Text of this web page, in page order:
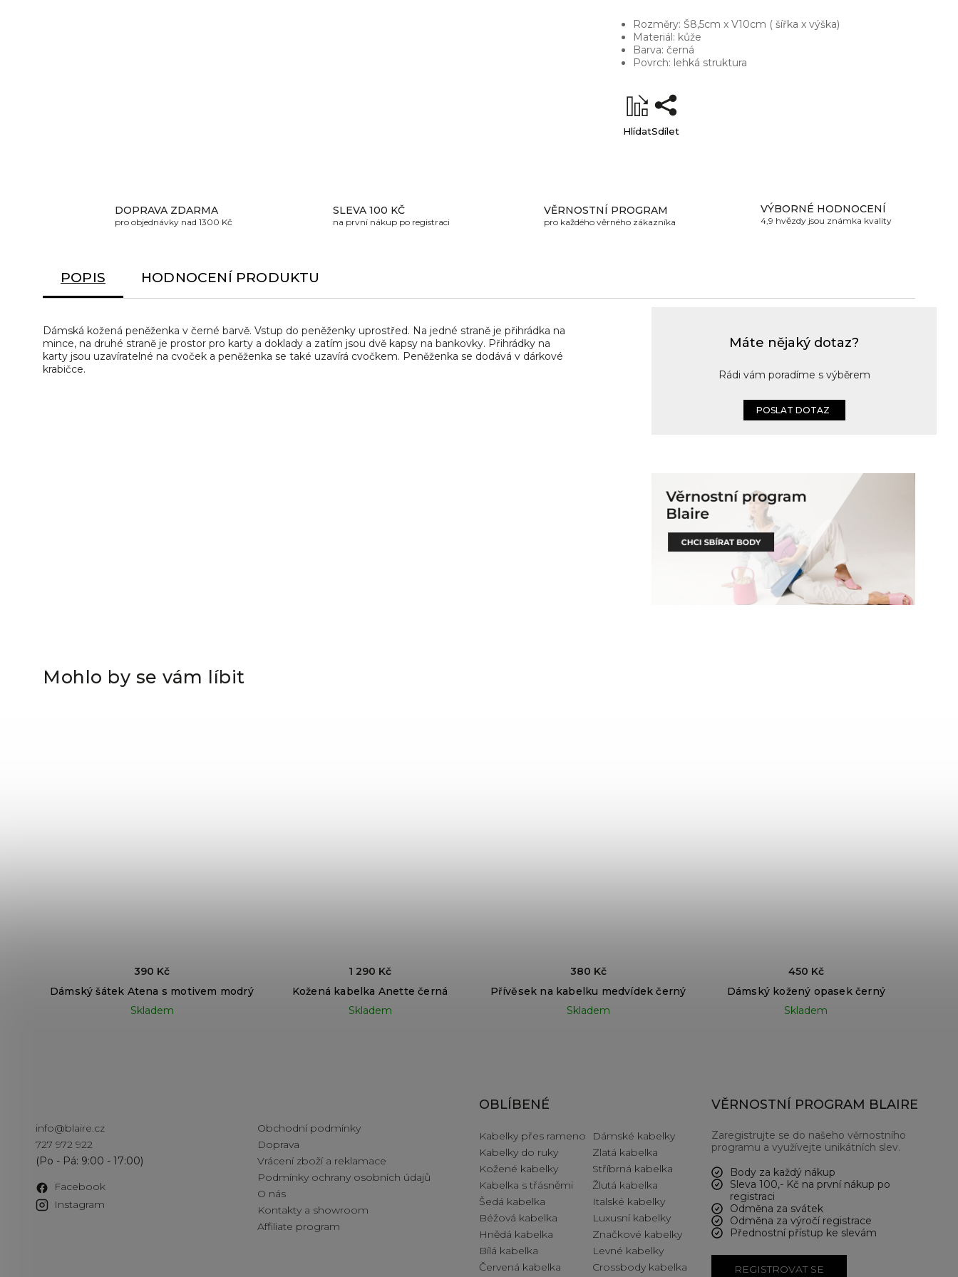
Rozměry: Š8,5cm x V10cm ( šířka x výška)
Materiál: kůže
Barva: černá
Povrch: lehká struktura
HlídatSdílet
DOPRAVA ZDARMA
pro objednávky nad 1300 Kč
SLEVA 100 KČ
na první nákup po registraci
VĚRNOSTNÍ PROGRAM
pro každého věrného zákazníka
VÝBORNÉ HODNOCENÍ
4,9 hvězdy jsou známka kvality
POPIS HODNOCENÍ PRODUKTU
Dámská kožená peněženka v černé barvě. Vstup do peněženky uprostřed. Na jedné straně je přihrádka na
mince, na druhé straně je prostor pro karty a doklady a zatím jsou dvě kapsy na bankovky. Přihrádky na
karty jsou uzavíratelné na cvoček a peněženka se také uzavírá cvočkem. Peněženka se dodává v dárkové
krabičce.
Máte nějaký dotaz?
Rádi vám poradíme s výběrem
POSLAT DOTAZ
Mohlo by se vám líbit
Dámský šátek Atena s motivem modrý
Skladem
390 Kč
Kožená kabelka Anette černá
Skladem
1 290 Kč
Přívěsek na kabelku medvídek černý
Skladem
380 Kč
Dámský kožený opasek černý
Skladem
450 Kč
info@blaire.cz
727 972 922
Facebook
Instagram
Obchodní podmínky
Doprava
Vrácení zboží a reklamace
Podmínky ochrany osobních údajů
O nás
Kontakty a showroom
Affiliate program
OBLÍBENÉ
Kabelky přes rameno
Kabelky do ruky
Kožené kabelky
Kabelka s třásněmi
Šedá kabelka
Béžová kabelka
Hnědá kabelka
Bílá kabelka
Červená kabelka
Dámské kabelky
Zlatá kabelka
Stříbrná kabelka
Žlutá kabelka
Italské kabelky
Luxusní kabelky
Značkové kabelky
Levné kabelky
Crossbody kabelka
VĚRNOSTNÍ PROGRAM BLAIRE
Zaregistrujte se do našeho věrnostního
programu a využívejte unikátních slev.
Body za každý nákup
Sleva 100,- Kč na první nákup po
registraci
Odměna za svátek
Odměna za výročí registrace
Přednostní přístup ke slevám
REGISTROVAT SE